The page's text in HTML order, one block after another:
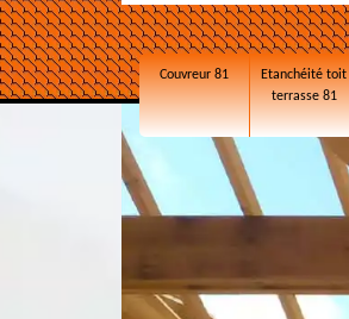
Couvreur 81
Etanchéité toit
terrasse 81